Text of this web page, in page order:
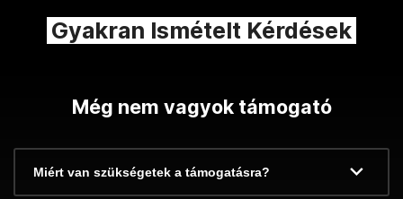
Gyakran Ismételt Kérdések
Még nem vagyok támogató
Miért van szükségetek a támogatásra?